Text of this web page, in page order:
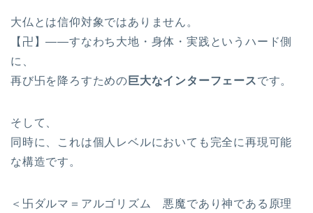
大仏とは信仰対象ではありません。
【卍】――すなわち大地・身体・実践というハード側
に、
再び卐を降ろすための 巨大なインターフェースです。
そして、
同時に、これは個人レベルにおいても完全に再現可能
な構造です。
＜卐ダルマ＝アルゴリズム 悪魔であり神である原理